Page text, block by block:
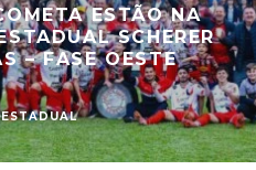
ESTÃO NA
SCHERER
– FASE OESTE
ESTADUAL